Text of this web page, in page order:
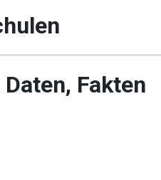
Fakten